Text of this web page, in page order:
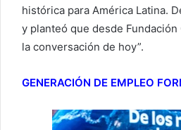
histórica para América Latina.
y planteó que desde
la conversación de hoy”.
GENERACIÓN DE EMPLEO